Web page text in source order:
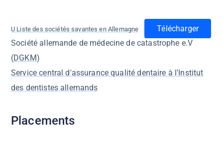
U Liste des sociétés savantes en Allemagne
Télécharger
Société allemande de médecine de catastrophe e.V
(DGKM)
Service central d'assurance qualité dentaire à l'Institut
des dentistes allemands
Placements